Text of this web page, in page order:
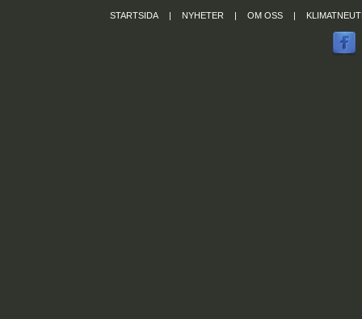
STARTSIDA | NYHETER | OM OSS |